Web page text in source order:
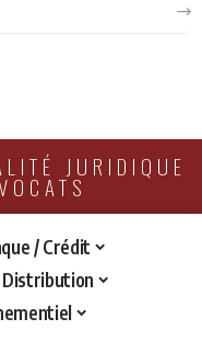
JURIDIQUE
/ Crédit
Distribution